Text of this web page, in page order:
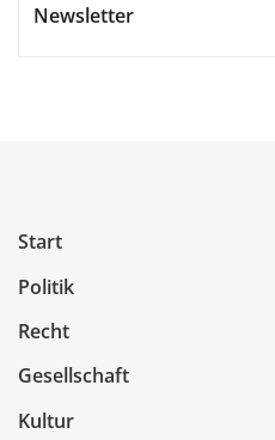
Newsletter
Start
Politik
Recht
Gesellschaft
Kultur